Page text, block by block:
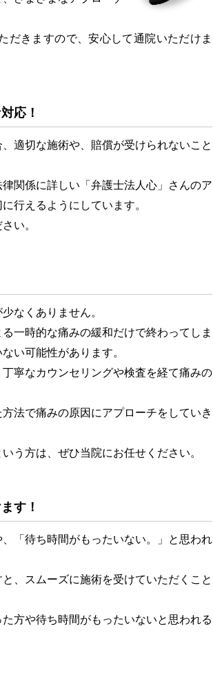
きますので、安心して通院いただけま
応！
適切な施術や、賠償が受けられないこと
関係に詳しい「弁護士法人心」さんのア
行えるようにしています。
い。
なくありません。
一時的な痛みの緩和だけで終わってしま
い可能性があります。
寧なカウンセリングや検査を経て痛みの
法で痛みの原因にアプローチをしていき
う方は、ぜひ当院にお任せください。
す！
「待ち時間がもったいない。」と思われ
、スムーズに施術を受けていただくこと
方や待ち時間がもったいないと思われる